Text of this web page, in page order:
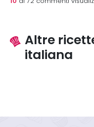
Altre
italiana